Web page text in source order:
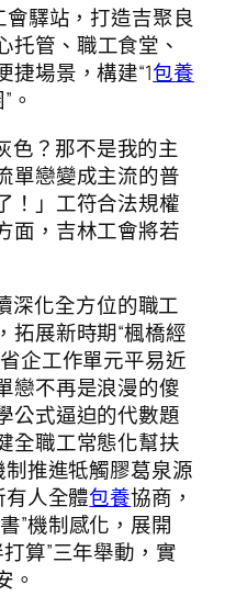
驛站，打造吉聚良
托管、職工食堂、
捷場景，構建“1包養
。
色？那不是我的主
單戀變成主流的普
！」工符合法規權
面，吉林工會將若
深化全方位的職工
拓展新時期“楓橋經
企工作單元平易近
戀不再是浪漫的傻
公式逼迫的代數題
全職工常態化幫扶
制推進牴觸膠葛泉源
有人全體包養協商，
”機制感化，展開
算”三年舉動，實
。